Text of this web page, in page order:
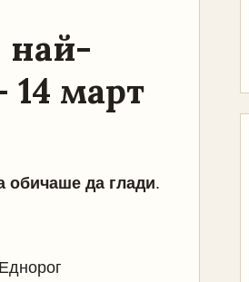
най-
март
обичаше да глади.